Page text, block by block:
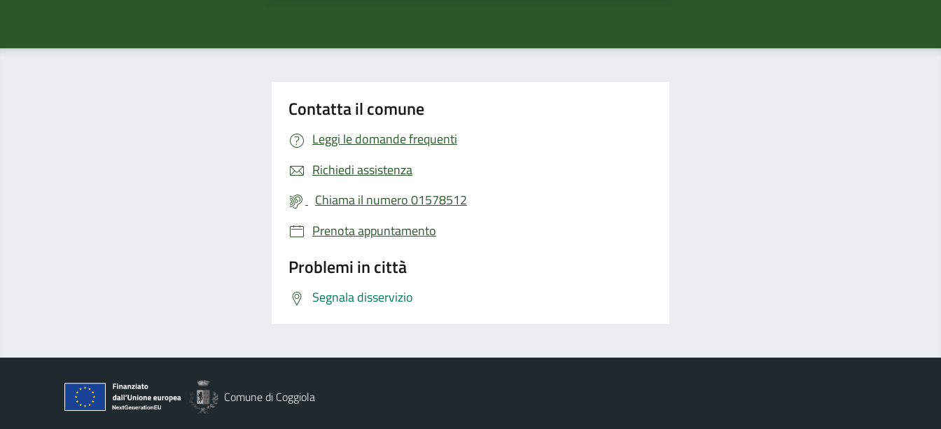
Contatta il comune
Leggi le domande frequenti
Richiedi assistenza
Chiama il numero 01578512
Prenota appuntamento
Problemi in città
Segnala disservizio
Comune di Coggiola